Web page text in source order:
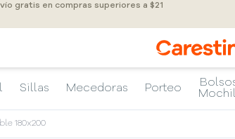
gratis en compras superiores a $21
Sillas Mecedoras Porteo
180x200